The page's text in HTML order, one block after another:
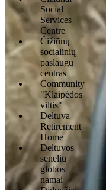
Social
Services
Centre
Čižiūnų
socialinių
paslaugų
centras
Community
"Klaipėdos
viltis"
Deltuva
Retirement
Home
Deltuvos
senelių
globos
namai